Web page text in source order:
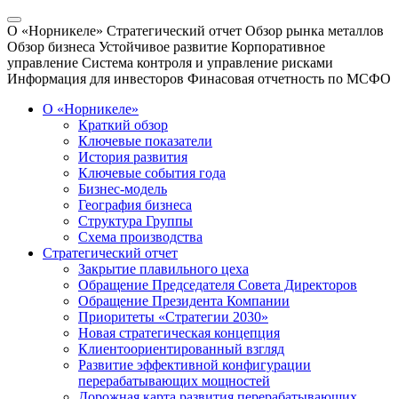
О «Норникеле» Стратегический отчет Обзор рынка металлов
Обзор бизнеса Устойчивое развитие Корпоративное
управление Система контроля и управление рисками
Информация для инвесторов Финасовая отчетность по МСФО
О «Норникеле»
Краткий обзор
Ключевые показатели
История развития
Ключевые события года
Бизнес-модель
География бизнеса
Структура Группы
Схема производства
Стратегический отчет
Закрытие плавильного цеха
Обращение Председателя Совета Директоров
Обращение Президента Компании
Приоритеты «Стратегии 2030»
Новая стратегическая концепция
Клиентоориентированный взгляд
Развитие эффективной конфигурации
перерабатывающих мощностей